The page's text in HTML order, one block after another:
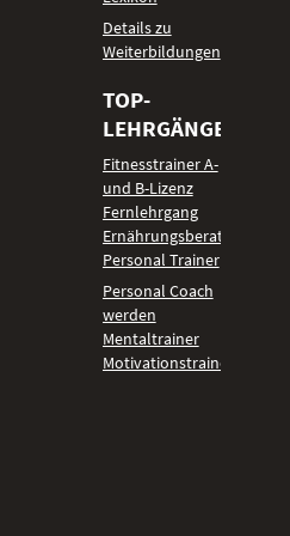
Details zu
Weiterbildungen
TOP-
LEHRGÄNGE
Fitnesstrainer A-
und B-Lizenz
Fernlehrgang
Ernährungsberater
Personal Trainer
Personal Coach
werden
Mentaltrainer
Motivationstrainer